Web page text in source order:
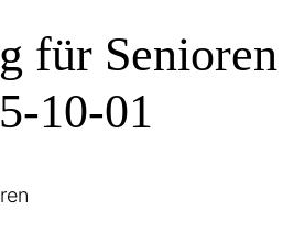
für Senioren
10-01